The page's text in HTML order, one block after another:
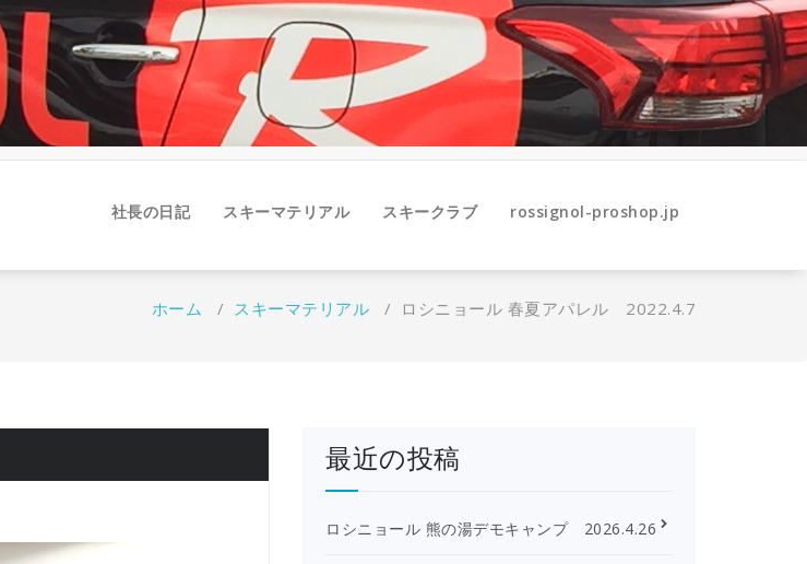
社長の日記 スキーマテリアル スキークラブ rossignol-proshop.jp
ホーム / スキーマテリアル / ロシニョール 春夏アパレル 2022.4.7
最近の投稿
ロシニョール 熊の湯デモキャンプ 2026.4.26